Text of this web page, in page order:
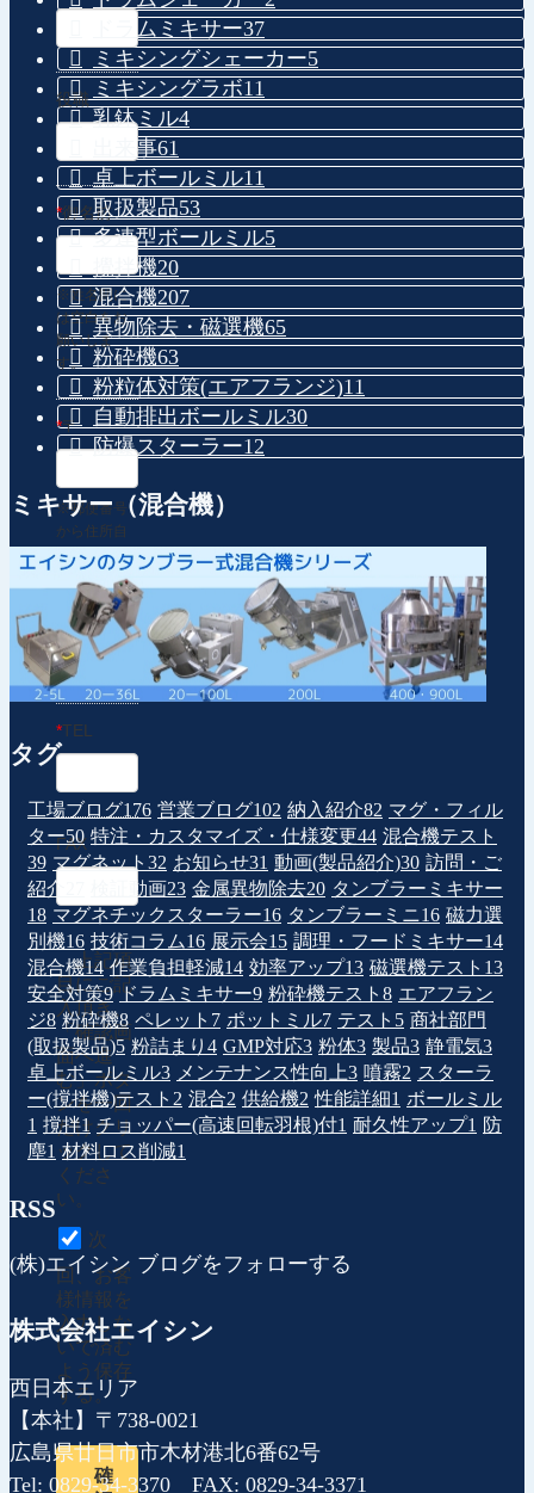
役職
*御名前
※姓名間に
は空白をお
願いしま
す。
*〒
※郵便番号
から住所自
動入力
住所
*TEL
FAX
上記項
目にご記
入頂き、
「確認画
面へ進
む」ボタ
ンを一回
だけクリ
ックして
くださ
い。
次
回、お客
様情報を
入力しな
いで済む
よう保存
する。
確
ドラムミキサー37
ミキシングシェーカー5
ミキシングラボ11
乳鉢ミル4
出来事61
卓上ボールミル11
取扱製品53
多連型ボールミル5
攪拌機20
混合機207
異物除去・磁選機65
粉砕機63
粉粒体対策(エアフランジ)11
自動排出ボールミル30
防爆スターラー12
ミキサー（混合機）
タグ
工場ブログ176 営業ブログ102 納入紹介82 マグ・フィル
ター50 特注・カスタマイズ・仕様変更44 混合機テスト
39 マグネット 32 お知らせ31 動画(製品紹介)30 訪問・ご
紹介
検証動画23 金属異物除去20 タンブラーミキサー
18 マグネチックスターラー16 タンブラーミニ16 磁力選
別機16 技術コラム16 展示会15 調理・フードミキサー14
混合機14 作業負担軽減14 効率アップ13 磁選機テスト 13
安全対策9 ドラムミキサー9 粉砕機テスト 8 エアフラン
ジ8 粉砕機8 ペレット 7 ポットミル7 テスト 5 商社部門
(取扱製品)5 粉詰まり 4 GMP対応3 粉体3 製品3 静電気3
卓上ボールミル3 メンテナンス性向上3 噴霧2 スターラ
ー(撹拌機)テスト 2 混合2 供給機2 性能詳細1 ボールミル
1 撹拌1 チョッパー(高速回転羽根)付1 耐久性アップ1 防
塵1 材料ロス削減1
RSS
(株)エイシン ブログをフォローする
株式会社エイシン
西日本エリア
【本社】〒738-0021
広島県廿日市市木材港北6番62号
Tel: 0829-34-3370 FAX: 0829-34-3371